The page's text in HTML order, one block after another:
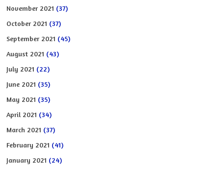
November 2021 (37)
October 2021 (37)
September 2021 (45)
August 2021 (43)
July 2021 (22)
June 2021 (35)
May 2021 (35)
April 2021 (34)
March 2021 (37)
February 2021 (41)
January 2021 (24)